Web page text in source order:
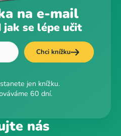
na e-mail
jak se lépe učit
Chci knížku
jen knížku.
60 dní.
nás